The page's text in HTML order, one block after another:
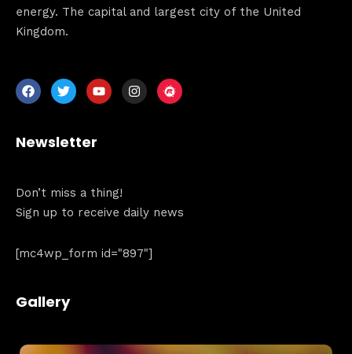
energy. The capital and largest city of the United
Kingdom.
Newsletter
Don’t miss a thing!
Sign up to receive daily news
[mc4wp_form id="897"]
Gallery
About